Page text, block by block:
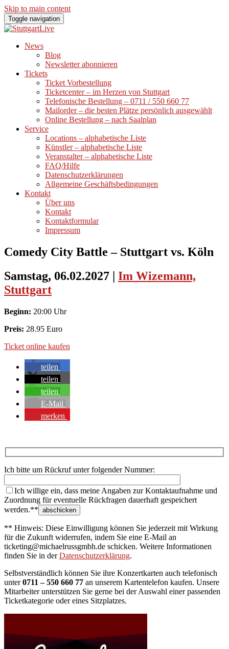
Skip to main content
Toggle navigation
News
Blog
Newsletter abonnieren
Tickets
Ticket Vorbestellung
Ticketcenter – im Herzen von Stuttgart
Telefonische Bestellung – 0711 / 550 660 77
Mailorder – die besten Plätze persönlich ausgewählt
Online Bestellung – nach Saalplan
Service
Locations – alphabetische Liste
Künstler – alphabetische Liste
Veranstalter – alphabetische Liste
FAQ/Hilfe
Datenschutzerklärungen
Allgemeine Geschäftsbedingungen
Kontakt
Über uns
Kontakt
Kontaktformular
Impressum
Comedy City Battle – Stuttgart vs. Köln
Samstag, 06.02.2027 | Im Wizemann,
Stuttgart
Beginn: 20:00 Uhr
Preis: 28.95 Euro
Ticket online kaufen
teilen
teilen
teilen
E-Mail
merken
Ich bitte um Rückruf unter folgender Nummer:
Ich willige ein, dass meine Angaben zur Kontaktaufnahme und
Zuordnung für eventuelle Rückfragen dauerhaft gespeichert
werden.**
** Hinweis: Diese Einwilligung können Sie jederzeit mit Wirkung
für die Zukunft widerrufen, indem Sie eine E-Mail an
ticketing@michaelrussgmbh.de schicken. Weitere Informationen
finden Sie in derDatenschutzerklärung.
Selbstverständlich können Sie ihre Konzertkarten auch telefonisch
unter0711 – 550 660 77 an unserem Kartentelefon kaufen. Unsere
Mitarbeiter unterstützen Sie gerne bei der Auswahl einer passenden
Ticketkategorie oder eines Sitzplatzes.